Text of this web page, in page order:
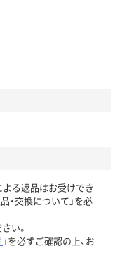
よる返品はお受けでき
・交換について」を必
い。
」を必ずご確認の上、お